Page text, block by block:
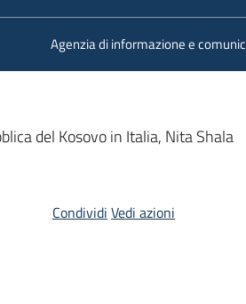
Agenzia di informazione e
del Kosovo in Italia, Nita Shala
Condividi Vedi azioni